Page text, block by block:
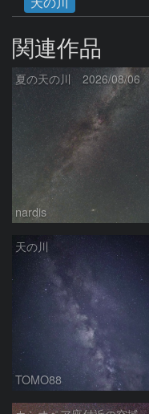
関連作品
夏の天の川 2026/08/06
nardis
天の川
TOMO88